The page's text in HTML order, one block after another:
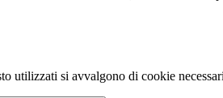
utilizzati si avvalgono di cookie